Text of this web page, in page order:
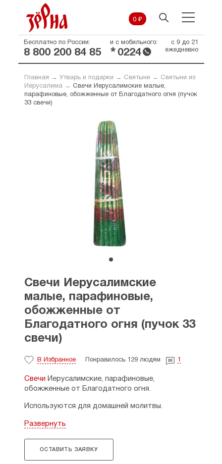
0 ₽
Бесплатно по России:
8 800 200 84 85
и с мобильного:
* 0224
с 9 до 21
ежедневно
Главная → Утварь и подарки → Святыни →
Святыни из
Иерусалима→ Свечи Иерусалимские малые,
парафиновые, обожженные от Благодатного огня (пучок
33 свечи)
Свечи Иерусалимские
малые, парафиновые,
обожженные от
Благодатного огня (пучок 33
свечи)
В Избранное Понравилось 129 людям 1
Свечи Иерусалимские, парафиновые,
обожженные от Благодатного огня.
Используются для домашней молитвы.
Количество свечей: 33 штуки.
Размеры: высота - 16 см, диаметр в нижней
части свечи - 0,6 см.
Развернуть
ОСТАВИТЬ ЗАЯВКУ